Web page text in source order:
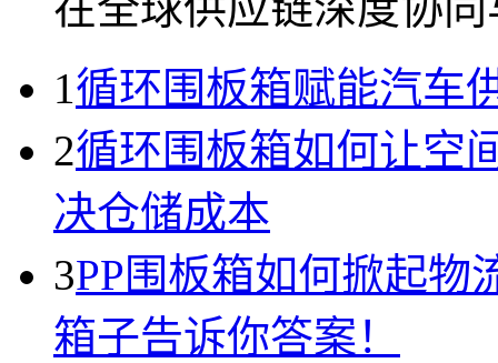
1循环围板箱赋能汽车
2循环围板箱如何让空
决仓储成本
3PP围板箱如何掀起物
箱子告诉你答案！